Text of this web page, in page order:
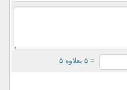
= ۵ بعلاوه ۵